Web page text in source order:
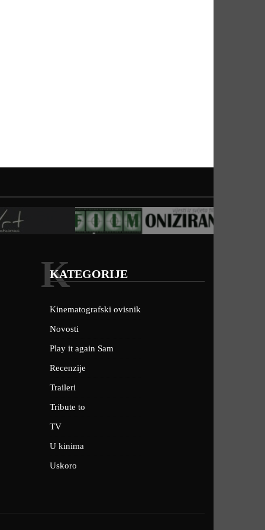
KATEGORIJE
K
Kinematografski ovisnik
Novosti
Play it again Sam
Recenzije
Traileri
Tribute to
TV
U kinima
Uskoro